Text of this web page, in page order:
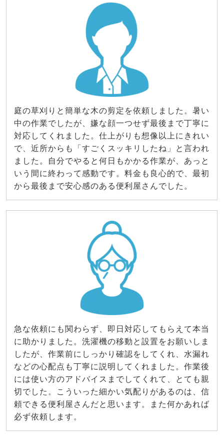
庭の草刈りと簡単な木の剪定を依頼しました。暑い
中の作業でしたが、嫌な顔一つせず最後まで丁寧に
対応してくれました。仕上がりも想像以上にきれい
で、近所からも「すごくスッキリしたね」と言われ
ました。自分でやると何日もかかる作業が、あっと
いう間に終わって感動です。料金も良心的で、最初
から最後まで安心感のある便利屋さんでした。
急な依頼にも関わらず、即日対応してもらえて本当
に助かりました。洗濯機の移動と設置をお願いしま
したが、作業前にしっかり確認をしてくれ、水漏れ
などの心配点も丁寧に説明してくれました。作業後
には使い方のアドバイスまでしてくれて、とても親
切でした。こういった細かい気配りがあるのは、信
頼できる便利屋さんだと思います。また何かあれば
必ず依頼します。